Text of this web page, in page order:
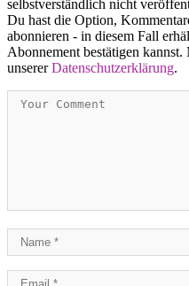
selbstverständlich nicht
Du hast die Option,
abonnieren - in diesem Fall
Abonnement bestätigen
unsererDatenschutzerklärung.